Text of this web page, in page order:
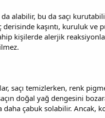
alabilir, bu da saçı
kaşıntı, kuruluk ve
kişilerde alerjik
saçı temizlerken, renk
doğal yağ dengesini
daha çabuk solabilir. Ancak,